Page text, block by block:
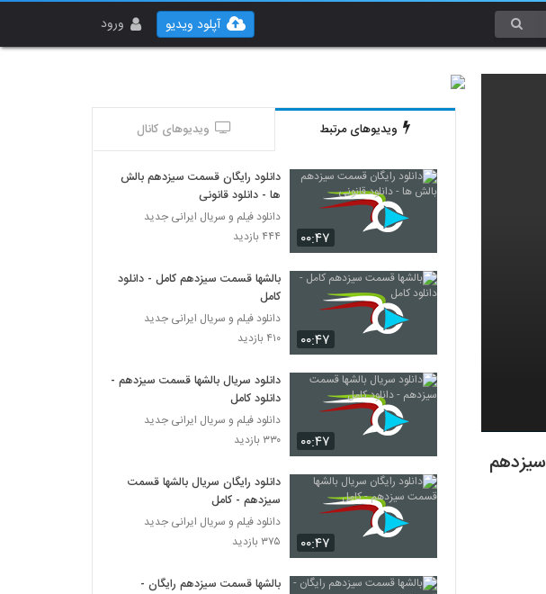
ورود آپلود ویدیو
دانلود الشها قسمت 13 | دانلود سریال بالشها قسمت سیزدهم 13 | قسمت 13 سیزدهم
ویدیوهای مرتبط ویدیوهای کانال
۰۰:۴۷
دانلود رایگان قسمت سیزدهم بالش
ها - دانلود قانونی
دانلود فیلم و سریال ایرانی جدید
۴۴۴ بازدید
۰۰:۴۷
بالشها قسمت سیزدهم کامل - دانلود
کامل
دانلود فیلم و سریال ایرانی جدید
۴۱۰ بازدید
۰۰:۴۷
دانلود سریال بالشها قسمت سیزدهم -
دانلود کامل
دانلود فیلم و سریال ایرانی جدید
۳۳۰ بازدید
۰۰:۴۷
دانلود رایگان سریال بالشها قسمت
سیزدهم - کامل
دانلود فیلم و سریال ایرانی جدید
۳۷۵ بازدید
بالشها قسمت سیزدهم رایگان -